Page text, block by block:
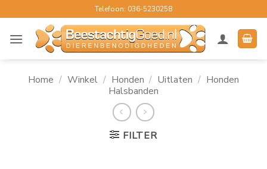
naar
inhoud
Telefoon: 036-5230258
Home / Winkel / Honden / Uitlaten / Honden
Halsbanden
FILTER